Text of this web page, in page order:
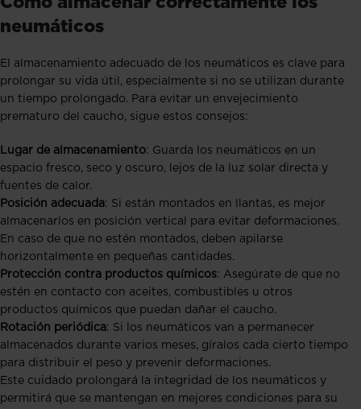
neumáticos
El almacenamiento adecuado de los neumáticos es clave para
prolongar su vida útil, especialmente si no se utilizan durante
un tiempo prolongado. Para evitar un envejecimiento
prematuro del caucho, sigue estos consejos:
Lugar de almacenamiento: Guarda los neumáticos en un
espacio fresco, seco y oscuro, lejos de la luz solar directa y
fuentes de calor.
Posición adecuada: Si están montados en llantas, es mejor
almacenarlos en posición vertical para evitar deformaciones.
En caso de que no estén montados, deben apilarse
horizontalmente en pequeñas cantidades.
Protección contra productos químicos: Asegúrate de que no
estén en contacto con aceites, combustibles u otros
productos químicos que puedan dañar el caucho.
Rotación periódica: Si los neumáticos van a permanecer
almacenados durante varios meses, gíralos cada cierto tiempo
para distribuir el peso y prevenir deformaciones.
Este cuidado prolongará la integridad de los neumáticos y
permitirá que se mantengan en mejores condiciones para su